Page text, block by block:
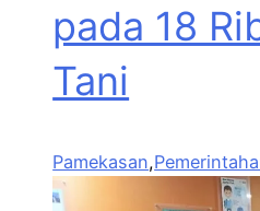
pada 18
Tani
Pamekasan,